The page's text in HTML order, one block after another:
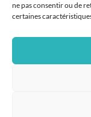
ne pas consentir ou de
certaines